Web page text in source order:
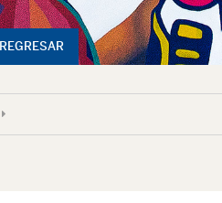
REGRESAR